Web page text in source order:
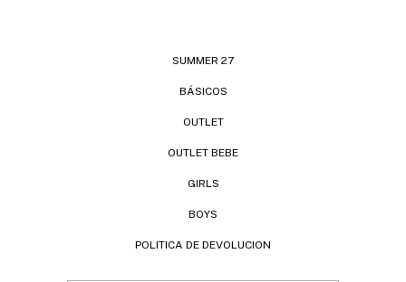
SUMMER 27
BÁSICOS
OUTLET
OUTLET BEBE
GIRLS
BOYS
POLITICA DE DEVOLUCION